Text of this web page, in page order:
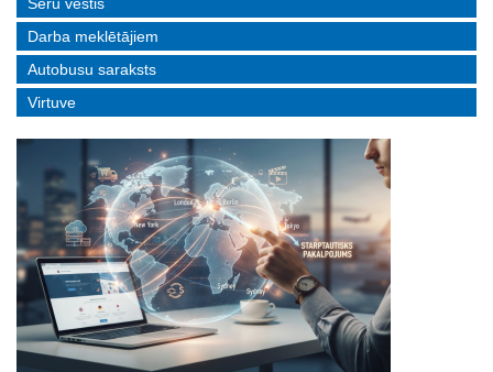
Darba meklētājiem
Autobusu saraksts
Virtuve